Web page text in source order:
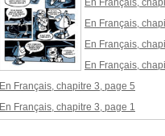
En Français,
En Français,
En Français,
En Français,
En Français, chapitre 3, page 5
En Français, chapitre 3, page 1